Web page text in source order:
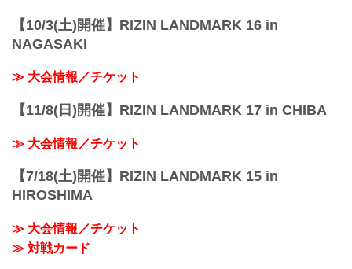
【10/3(土)開催】RIZIN LANDMARK 16 in
NAGASAKI
≫ 大会情報／チケット
【11/8(日)開催】RIZIN LANDMARK 17 in CHIBA
≫ 大会情報／チケット
【7/18(土)開催】RIZIN LANDMARK 15 in
HIROSHIMA
≫ 大会情報／チケット
≫ 対戦カード